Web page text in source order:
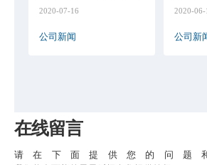
铝板多少钱
2020-07-16
公司新闻
2020-06-
公司新
在线留言
请在下面提供您的问题